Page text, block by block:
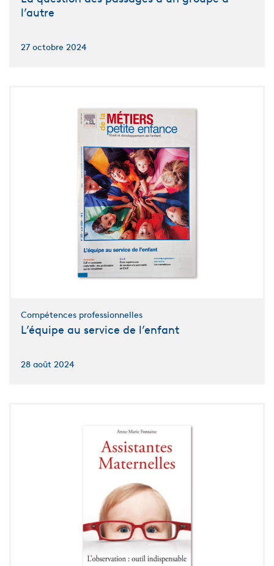
l’autre
27 octobre 2024
Compétences professionnelles
L’équipe au service de l’enfant
28 août 2024